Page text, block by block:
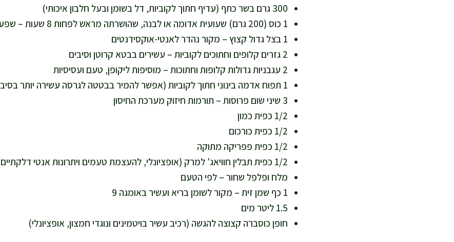
300 גרם בשר כתף (עדיף חתוך לקוביות, דל בשומן ובעל חלבון איכותי)
1 כוס (200 גרם) שעועית אדומה או לבנה, שהושרתה מראש לפחות 8 שעות – שפע סיבים וברזל
1 בצל גדול קצוץ – מקור נהדר לאנטי-אוקסידנטים
2 גזרים קלופים וחתוכים לקוביות – עשירים בבטא קרוטן וסיבים
2 עגבניות גדולות קלופות וחתוכות – מוסיפות ליקופן, טעם ועסיסיות
1 תפוח אדמה בינוני חתוך לקוביות (אפשר להמיר בבטטה לגרסה עשירה יותר בסיבים וויטמינים)
3 שיני שום פרוסות – תורמות חיזוק מערכת החיסון
1/2 כפית כמון
1/2 כפית כורכום
1/2 כפית פפריקה מתוקה
1/2 כפית תבלין חוויאג' למרק (אופציונלי, להעצמת טעמים ויתרונות אנטי דלקתיים)
מלח ופלפל שחור – לפי הטעם
1 כף שמן זית – מקור לשומן בריא ועשיר באומגה 9
1.5 ליטר מים
חופן כוסברה קצוצה להגשה (רכיב עשיר בויטמינים ונוגדי חמצון, אופציונלי)